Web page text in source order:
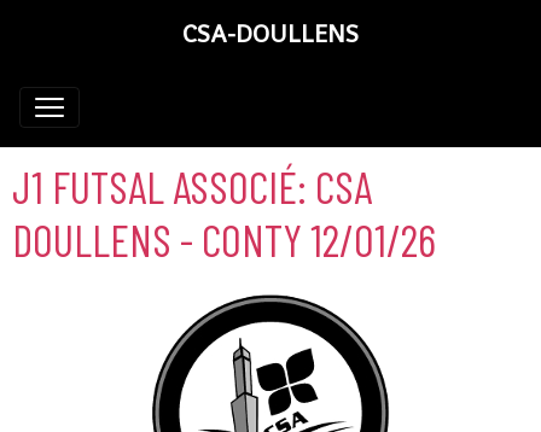
CSA-DOULLENS
J1 FUTSAL ASSOCIÉ: CSA
DOULLENS - CONTY 12/01/26